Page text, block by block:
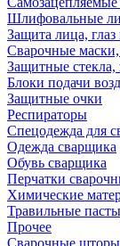
Шлифовальные
Защита лица,
Сварочные
Защитные стекла,
Блоки подачи
Защитные очки
Респираторы
Спецодежда для
Одежда сварщика
Обувь сварщика
Перчатки
Химические
Травильные
Прочее
Сварочные шторы